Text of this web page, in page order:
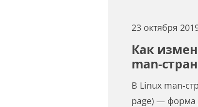
23 октября
Как
man-
В Linux man-
page) — форма